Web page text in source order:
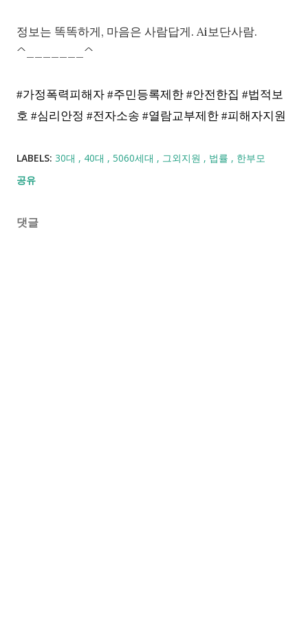
정보는 똑똑하게, 마음은 사람답게. Ai보단사람.
^_______^
#가정폭력피해자 #주민등록제한 #안전한집 #법적보
호 #심리안정 #전자소송 #열람교부제한 #피해자지원
LABELS: 30대 40대 5060세대 그외지원 법률
한부모
공유
댓글